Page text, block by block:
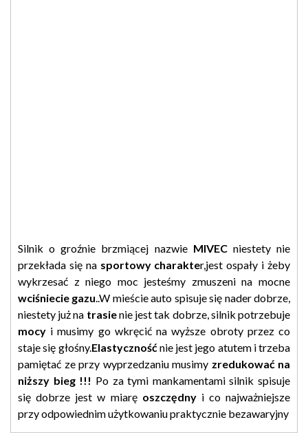
Silnik o groźnie brzmiącej nazwie MIVECniestety nie
przekłada się na sportowy charakter,jest ospały i żeby
wykrzesać z niego moc jesteśmy zmuszeni na mocne
wciśniecie gazu ..W mieście auto spisuje się nader dobrze,
niestety już na trasienie jest tak dobrze, silnik potrzebuje
mocy i musimy go wkręcić na wyższe obroty przez co
staje się głośny.Elastycznośćnie jest jego atutem i trzeba
pamiętać ze przy wyprzedzaniu musimy zredukować na
niższy bieg !!! Po za tymi mankamentami silnik spisuje
się dobrze jest w miarę oszczędnyi co najważniejsze
przy odpowiednim użytkowaniu praktycznie bezawaryjny